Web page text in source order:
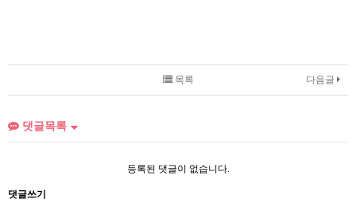
다음글
목록
댓글목록
등록된 댓글이 없습니다.
댓글쓰기